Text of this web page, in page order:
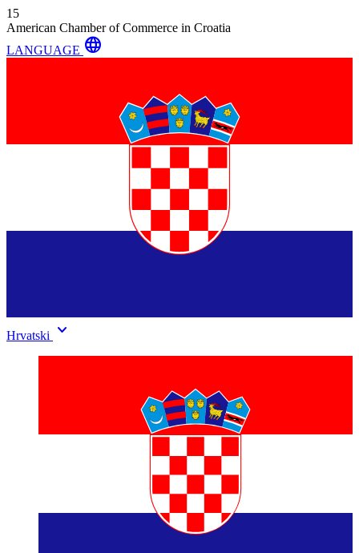
15
American Chamber of Commerce in Croatia
LANGUAGE language
Hrvatski keyboard_arrow_down